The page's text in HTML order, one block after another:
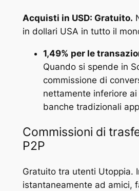
Acquisti in USD: Gratuito.
in dollari USA in tutto il
1,49% per le
Quando si spende in
commissione di
nettamente inferiore
banche tradizionali
Commissioni di
P2P
Gratuito tra utenti Utoppia.
istantaneamente ad amici,